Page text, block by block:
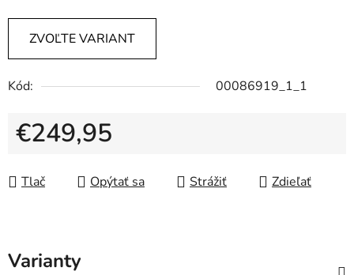
ZVOĽTE VARIANT
Kód: 00086919_1_1
€249,95
Tlač
Opýtať sa Strážiť Zdieľať
Varianty